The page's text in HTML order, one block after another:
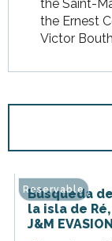
the Saint-
the Ernest
Victor
Búsqueda
la isla de
J&M EVASION
Reservable